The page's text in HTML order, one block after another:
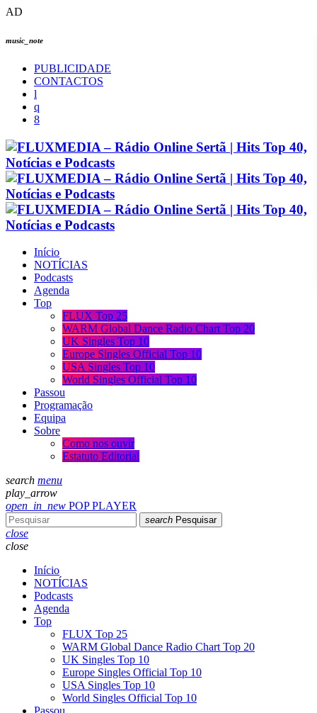
AD
music_note
PUBLICIDADE
CONTACTOS
Início
NOTÍCIAS
Podcasts
Agenda
Top
FLUX Top 25
WARM Global Dance Radio Chart Top 20
UK Singles Top 10
Europe Singles Official Top 10
USA Singles Top 10
World Singles Official Top 10
Passou
Programação
Equipa
Sobre
Como nos ouvir
Estatuto Editorial
search menu
play_arrow
open_in_new POP PLAYER
search Pesquisar
close
close
Início
NOTÍCIAS
Podcasts
Agenda
Top
FLUX Top 25
WARM Global Dance Radio Chart Top 20
UK Singles Top 10
Europe Singles Official Top 10
USA Singles Top 10
World Singles Official Top 10